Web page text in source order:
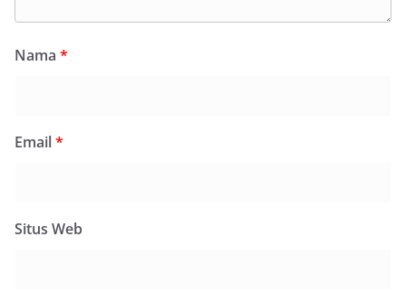
Nama *
Email*
Situs Web